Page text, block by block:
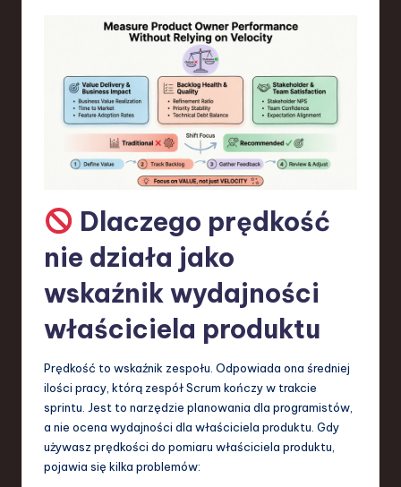
d
Dlaczego prędkość
nie działa jako
wskaźnik wydajności
właściciela produktu
Prędkość to wskaźnik zespołu. Odpowiada ona średniej
ilości pracy, którą zespół Scrum kończy w trakcie
sprintu. Jest to narzędzie planowania dla programistów,
a nie ocena wydajności dla właściciela produktu. Gdy
używasz prędkości do pomiaru właściciela produktu,
pojawia się kilka problemów: